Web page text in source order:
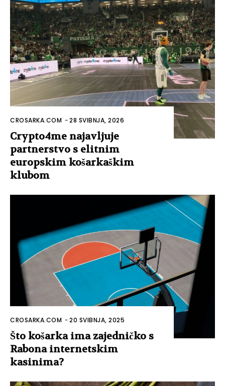
CROSARKA.COM -28 SVIBNJA, 2026
Crypto4me najavljuje
partnerstvo s elitnim
europskim košarkaškim
klubom
CROSARKA.COM -20 SVIBNJA, 2025
Što košarka ima zajedničko s
Rabona internetskim
kasinima?